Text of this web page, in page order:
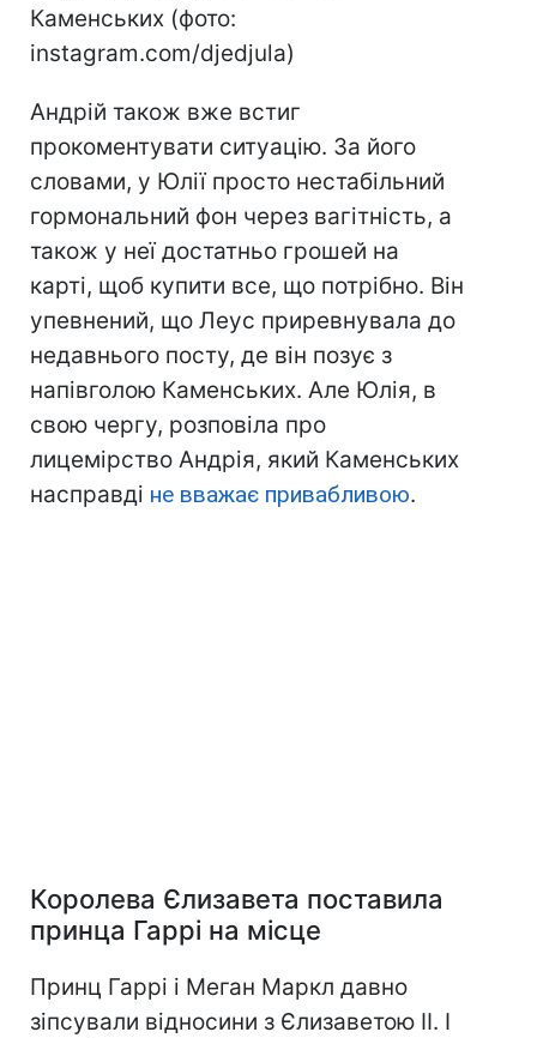
Каменських (фото:
instagram.com/djedjula)
Андрій також вже встиг
прокоментувати ситуацію. За його
словами, у Юлії просто нестабільний
гормональний фон через вагітність, а
також у неї достатньо грошей на
карті, щоб купити все, що потрібно. Він
упевнений, що Леус приревнувала до
недавнього посту, де він позує з
напівголою Каменських. Але Юлія, в
свою чергу, розповіла про
лицемірство Андрія, який Каменських
насправді не вважає привабливою.
Королева Єлизавета поставила
принца Гаррі на місце
Принц Гаррі і Меган Маркл давно
зіпсували відносини з Єлизаветою II. І